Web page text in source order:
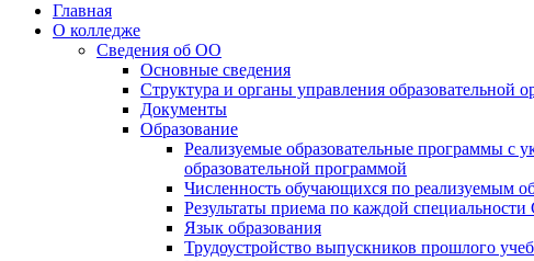
Главная
О колледже
Сведения об ОО
Основные сведения
Структура и органы управления образовательной
Документы
Образование
Реализуемые образовательные программы с
образовательной программой
Численность обучающихся по реализуемым
Результаты приема по каждой
Язык образования
Трудоустройство выпускников прошлого